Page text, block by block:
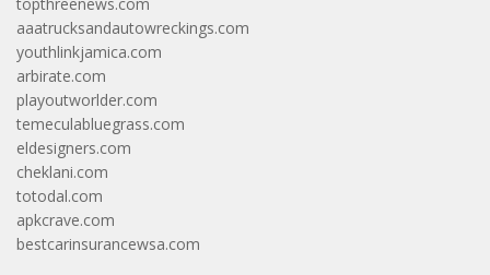
aaatrucksandautowreckings.com
youthlinkjamica.com
arbirate.com
playoutworlder.com
temeculabluegrass.com
eldesigners.com
cheklani.com
totodal.com
apkcrave.com
bestcarinsurancewsa.com